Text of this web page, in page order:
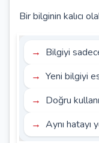
Bir bilginin kalıcı
Bilgiyi
Yeni bilgiyi
Doğru
Aynı hatayı